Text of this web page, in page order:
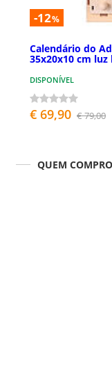
-12%
Calendário do
35x20x10 cm
DISPONÍVEL
€ 69,90 € 79,00
QUEM